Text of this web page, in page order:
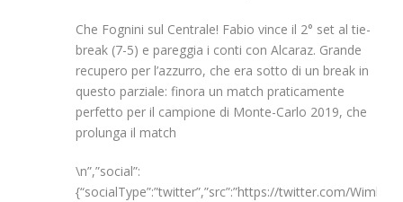
Che Fognini sul Centrale! Fabio vince il 2° set al tie-
break (7-5) e pareggia i conti con Alcaraz. Grande
recupero per l’azzurro, che era sotto di un break in
questo parziale: finora un match praticamente
perfetto per il campione di Monte-Carlo 2019, che
prolunga il match
\n”,”social”:
{“socialType”:”twitter”,”src”:”https://twitter.com/